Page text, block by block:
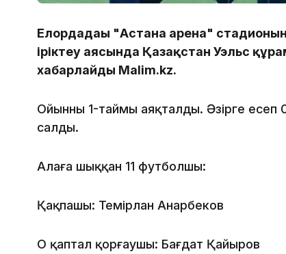
Елордадағы "Астана арена"
іріктеу аясында Қазақстан Уэльс
хабарлайды Malim.kz.
Ойынның 1-таймы аяқталды. Әзірге
салды.
Алаңға шыққан 11 футболшы:
Қақпашы: Темірлан Анарбеков
Оң қаптал қорғаушы: Бағдат Қайыров